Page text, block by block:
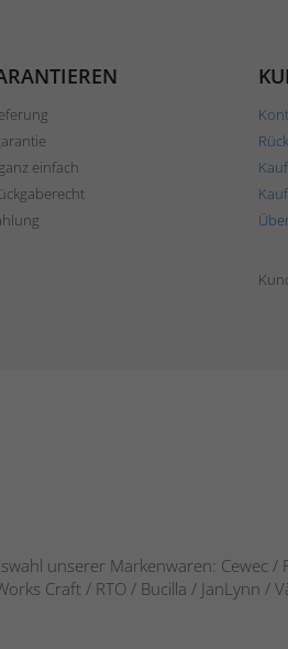
einfach
unserer Markenwaren: Cewec
Craft / RTO / Bucilla / JanLynn